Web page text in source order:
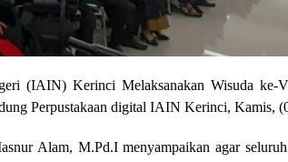
(IAIN) Kerinci Melaksanakan Wisuda ke-
Perpustakaan digital IAIN Kerinci, Kamis,
Alam, M.Pd.I menyampaikan agar